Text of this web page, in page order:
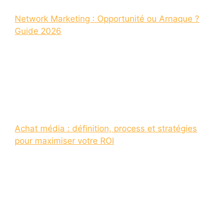
Network Marketing : Opportunité ou Arnaque ?
Guide 2026
Achat média : définition, process et stratégies
pour maximiser votre ROI